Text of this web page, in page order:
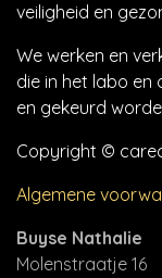
veiligheid en
We werken en
die in het labo
en gekeurd
Copyright ©
Algemene
Buyse Nathalie
Molenstraatje 16